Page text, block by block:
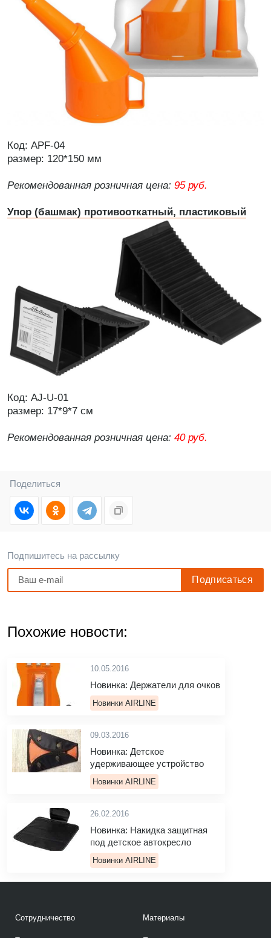
Код: APF-04
размер: 120*150 мм
Рекомендованная розничная цена: 95 руб.
Упор (башмак) противооткатный, пластиковый
Код: AJ-U-01
размер: 17*9*7 см
Рекомендованная розничная цена: 40 руб.
Поделиться
Подпишитесь на рассылку
Похожие новости:
10.05.2016
Новинка: Держатели для очков
Новинки AIRLINE
09.03.2016
Новинка: Детское
удерживающее устройство
Новинки AIRLINE
26.02.2016
Новинка: Накидка защитная
под детское автокресло
Новинки AIRLINE
Сотрудничество Материалы